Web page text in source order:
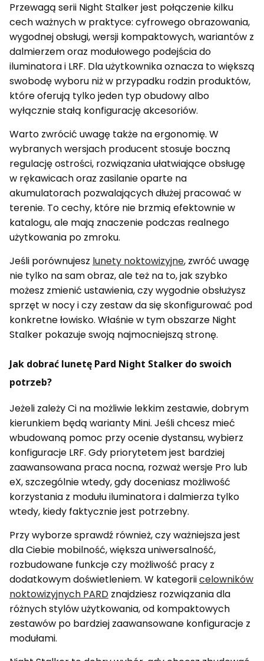
Przewagą serii Night Stalker jest połączenie kilku
cech ważnych w praktyce: cyfrowego obrazowania,
wygodnej obsługi, wersji kompaktowych, wariantów z
dalmierzem oraz modułowego podejścia do
iluminatora i LRF. Dla użytkownika oznacza to większą
swobodę wyboru niż w przypadku rodzin produktów,
które oferują tylko jeden typ obudowy albo
wyłącznie stałą konfigurację akcesoriów.
Warto zwrócić uwagę także na ergonomię. W
wybranych wersjach producent stosuje boczną
regulację ostrości, rozwiązania ułatwiające obsługę
w rękawicach oraz zasilanie oparte na
akumulatorach pozwalających dłużej pracować w
terenie. To cechy, które nie brzmią efektownie w
katalogu, ale mają znaczenie podczas realnego
użytkowania po zmroku.
Jeśli porównujesz lunety noktowizyjne, zwróć uwagę
nie tylko na sam obraz, ale też na to, jak szybko
możesz zmienić ustawienia, czy wygodnie obsłużysz
sprzęt w nocy i czy zestaw da się skonfigurować pod
konkretne łowisko. Właśnie w tym obszarze Night
Stalker pokazuje swoją najmocniejszą stronę.
Jak dobrać lunetę Pard Night Stalker do swoich
potrzeb?
Jeżeli zależy Ci na możliwie lekkim zestawie, dobrym
kierunkiem będą warianty Mini. Jeśli chcesz mieć
wbudowaną pomoc przy ocenie dystansu, wybierz
konfiguracje LRF. Gdy priorytetem jest bardziej
zaawansowana praca nocna, rozważ wersje Pro lub
eX, szczególnie wtedy, gdy doceniasz możliwość
korzystania z modułu iluminatora i dalmierza tylko
wtedy, kiedy faktycznie jest potrzebny.
Przy wyborze sprawdź również, czy ważniejsza jest
dla Ciebie mobilność, większa uniwersalność,
rozbudowane funkcje czy możliwość pracy z
dodatkowym doświetleniem. W kategoriicelowników
noktowizyjnych PARD znajdziesz rozwiązania dla
różnych stylów użytkowania, od kompaktowych
zestawów po bardziej zaawansowane konfiguracje z
modułami.